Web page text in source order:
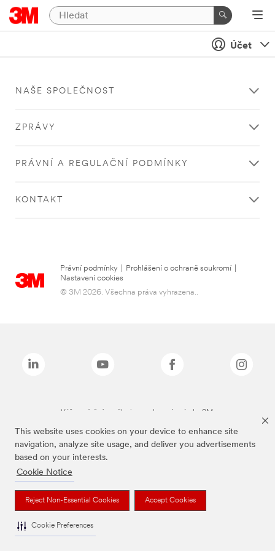
This website uses cookies on your device to enhance site
navigation, analyze site usage, and deliver you advertisements
based on your interests.
Cookie Notice
Reject Non-Essential Cookies Accept Cookies
Cookie Preferences
Účet
NAŠE SPOLEČNOST
ZPRÁVY
PRÁVNÍ A REGULAČNÍ PODMÍNKY
KONTAKT
Právní podmínky Prohlášení o ochraně soukromí
Nastavení cookies
© 3M 2026. Všechna práva vyhrazena..
Výše zmíněné značky jsou ochranné známky 3M.